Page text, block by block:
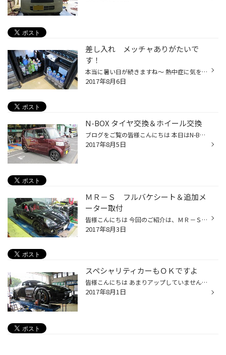
差し入れ メッチャありがたいで
す！
本当に暑い日が続きますね～ 熱中症に気を付けながら作業頑張っております！ そんな中 お客様からの差し入れが ＼(゜ロ＼)(／ロ゜)／ 皆様 沢山の差し入れあざ～す！！！ これで熱中症 対策もバッチリでございます(*^^)v アイスもいっぱい頂いて感謝感謝のでございます！！
2017年8月6日
N-BOX タイヤ交換＆ホイール交換
ブログをご覧の皆様こんにちは 本日はN-BOXのお客様でタイヤ交換とホイール交換です。 タイヤはブリヂストンのプレイズPX-Cで、ホイールもブリヂストンのバルミナＶ5の装着です。 ホンダのN-BOX、ダイハツのタント、スズキのパレットなどハイト系とよばれる背が高い車は、 横風などでフラフラしやす...
2017年8月5日
ＭＲ－Ｓ フルバケシート＆追加メ
ーター取付
皆様こんにちは 今回のご紹介は、ＭＲ－Ｓ Ｋ君のお車 デフィの追加メーターの取付ですね～ スーパーな勢いで進化しまくってますね 車は走らせてなんぼ～ガンガン走りまくってくれるとこっちも嬉しいんもんです(*^^)v シートはブリッドさんのジータⅢを取付 ちょっとゆったりめのバケットシートなの...
2017年8月3日
スペシャリティカーもＯＫですよ
皆様こんにちは あまりアップしていませんが 当店人気メニューのアライメント調整作業ですが 最近 ちょこちょことお問い合わせが多くなっておりますのが Ｒ３５のＧＴ－Ｒなんですね～ ＧＴ－Ｒのセッティング上 タイヤの摩耗 特に内減りが激しいのですが 今回は高速安定性と偏摩耗を抑えるセッティ...
2017年8月1日